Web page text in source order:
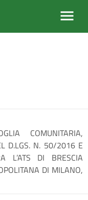
COMUNITARIA,
D.LGS. N. 50/2016 E
L’ATS DI BRESCIA
DI MILANO,